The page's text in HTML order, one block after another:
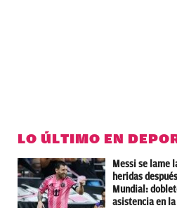
LO ÚLTIMO EN
Messi se lame
heridas
Mundial:
asistencia en la